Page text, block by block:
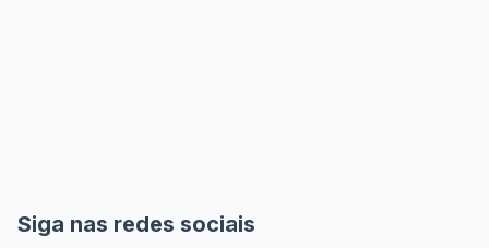
Siga nas redes sociais